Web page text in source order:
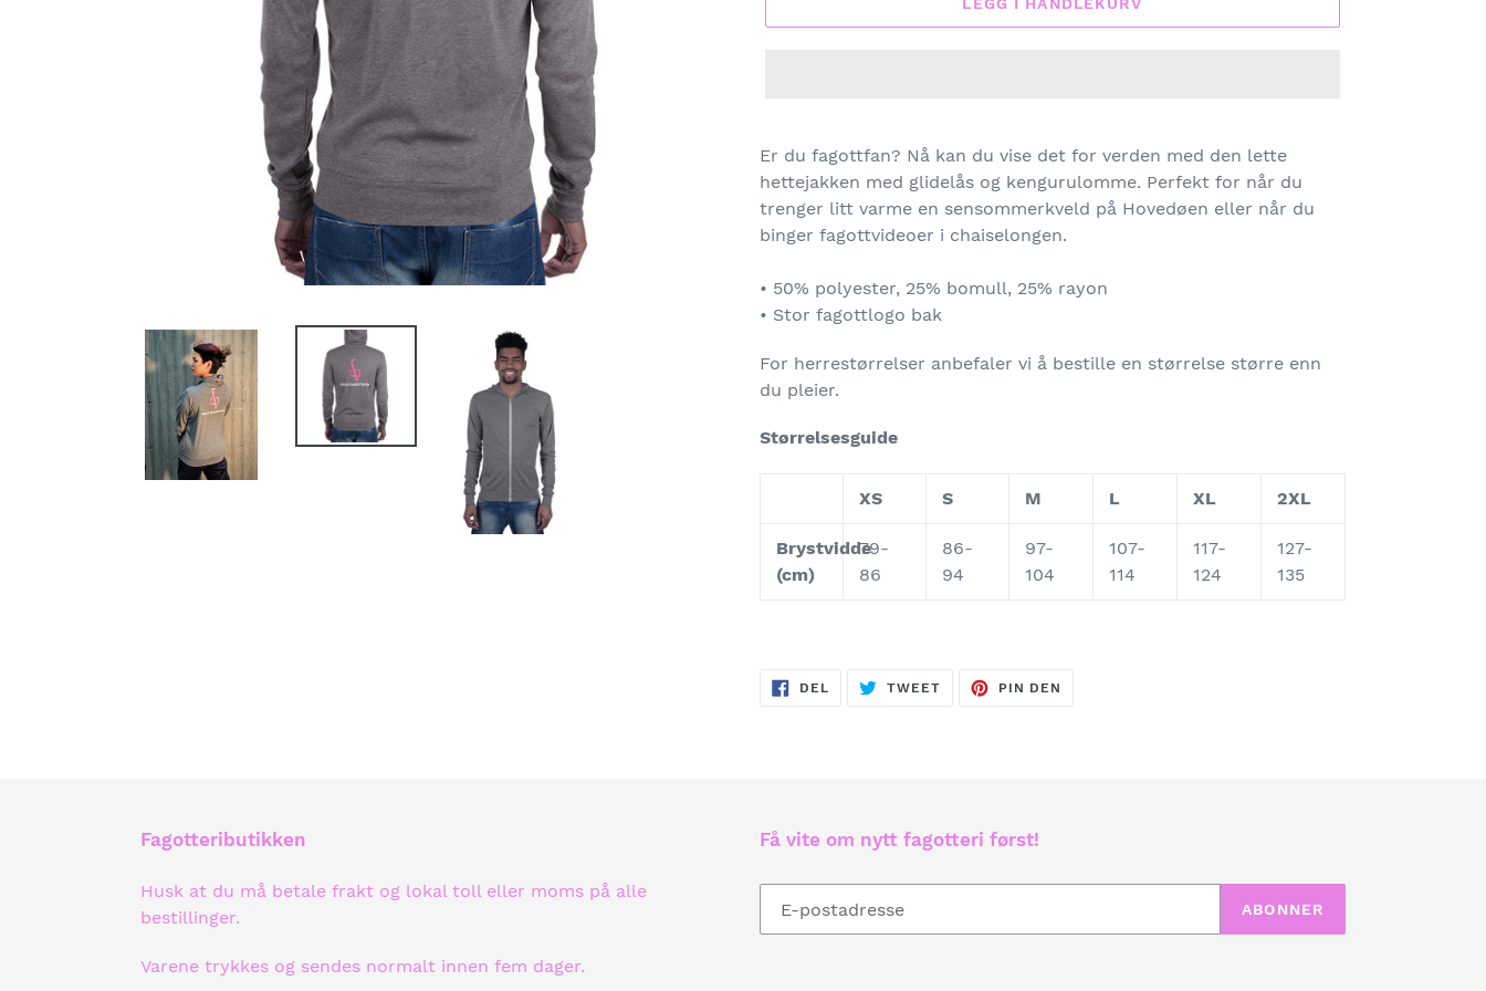
til
produkter
i
handlekurven
Er du fagottfan? Nå kan du vise det for verden med den lette
hettejakken med glidelås og kengurulomme. Perfekt for når du
trenger litt varme en sensommerkveld på Hovedøen eller når du
binger fagottvideoer i chaiselongen.
• 50% polyester, 25% bomull, 25% rayon
• Stor fagottlogo bak
For herrestørrelser anbefaler vi å bestille en størrelse større enn
du pleier.
Størrelsesguide
XS S M L XL 2XL
Brystvidde
(cm)
79-
86
86-
94
97-
104
107-
114
117-
124
127-
135
DEL TWEETTWEET
PIN DEN
Fagotteributikken
Husk at du må betale frakt og lokal toll eller moms på alle
bestillinger.
Varene trykkes og sendes normalt innen fem dager.
Få vite om nytt fagotteri først!
ABONNER